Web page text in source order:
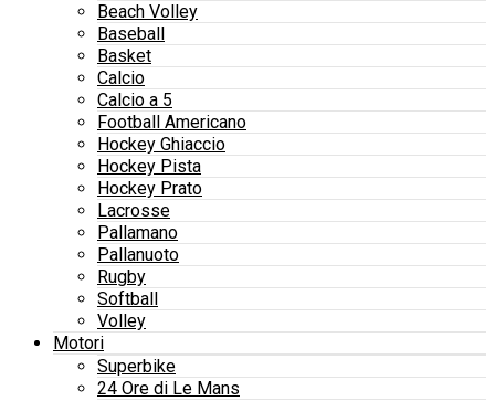
Beach Volley
Baseball
Basket
Calcio
Calcio a 5
Football Americano
Hockey Ghiaccio
Hockey Pista
Hockey Prato
Lacrosse
Pallamano
Pallanuoto
Rugby
Softball
Volley
Motori
Superbike
24 Ore di Le Mans